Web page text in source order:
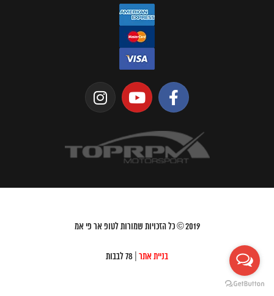
2019© כל הזכויות שמורות לטופ אר פי אמ
בניית אתר